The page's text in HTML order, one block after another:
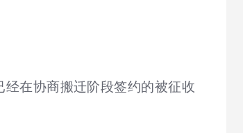
在协商搬迁阶段签约的被征收